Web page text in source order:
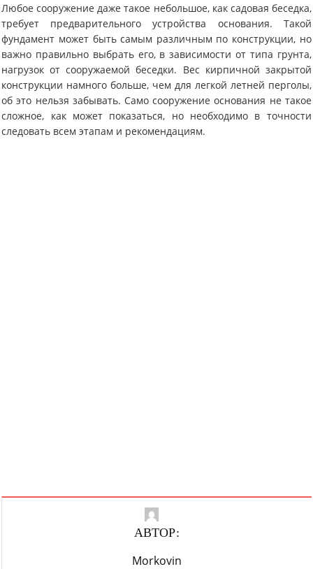
Любое сооружение даже такое небольшое, как садовая беседка,
требует предварительного устройства основания. Такой
фундамент может быть самым различным по конструкции, но
важно правильно выбрать его, в зависимости от типа грунта,
нагрузок от сооружаемой беседки. Вес кирпичной закрытой
конструкции намного больше, чем для легкой летней перголы,
об это нельзя забывать. Само сооружение основания не такое
сложное, как может показаться, но необходимо в точности
следовать всем этапам и рекомендациям.
АВТОР:
Morkovin